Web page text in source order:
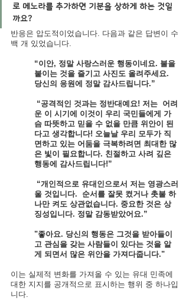
로 메노라를 추가하면 기분을 상하게 하는 것일
까요?
반응은 압도적이었습니다. 다음과 같은 답변이 수
백 개 있었습니다.
“이안, 정말 사랑스러운 행동이네요. 불을
붙이는 것을 즐기고 사진도 올려주세요.
당신의 응원에 정말 감사드립니다.”
운 이 시기에 이것이 우리 국민들에게 가
슴 따뜻하고 믿을 수 없을 만큼 위안이 된
다고 생각합니다! 오늘날 우리 모두가 직
면하고 있는 어둠을 극복하려면 최대한 많
은 빛이 필요합니다. 친절하고 사려 깊은
행동에 감사드립니다!”
울 것입니다.  순서를 잘못 켰거나 촛불 하
나만 켜도 상관없습니다. 중요한 것은 상
징성입니다. 정말 감동받았어요.”
"좋아요. 당신의 행동은 그것을 받아들이
고 관심을 갖는 사람들이 있다는 것을 알
게 되면서 많은 위안을 가져다줍니다."
이는 실제적 변화를 가져올 수 있는 유대 민족에
대한 지지를 공개적으로 표시하는 행위 중 하나입
니다.